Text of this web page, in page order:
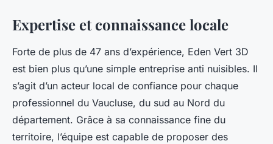
Expertise et connaissance locale
Forte de plus de 47 ans d’expérience, Eden Vert 3D
est bien plus qu’une simple entreprise anti nuisibles. Il
s’agit d’un acteur local de confiance pour chaque
professionnel du Vaucluse, du sud au Nord du
département. Grâce à sa connaissance fine du
territoire, l’équipe est capable de proposer des